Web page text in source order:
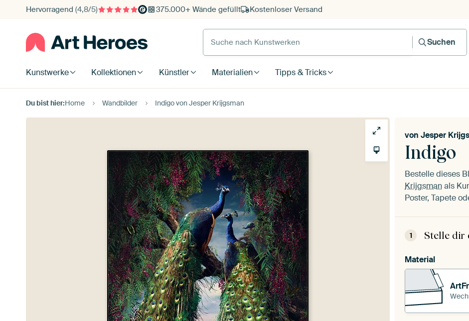
Hervorragend (4,8/5) 375.000+ Wände gefüllt Kostenloser Versand
Suche nach Kunstwerken
Suchen
Kunstwerke Kollektionen Künstler Materialien Tipps & Tricks
Du bist hier:Home Wandbilder Indigo von Jesper Krijgsman
Indigo
von Jesper
Bestelle dieses
Krijgsmanals
Poster, Tapete
1 Stelle dir
Material